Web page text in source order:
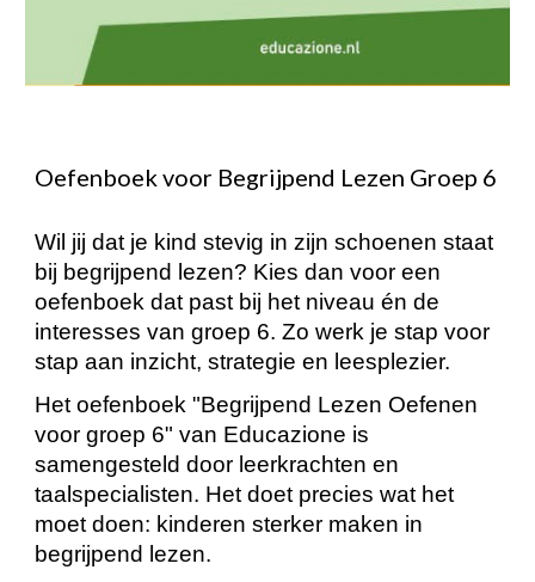
Oefenboek voor Begrijpend Lezen Groep 6
Wil jij dat je kind stevig in zijn schoenen staat
bij begrijpend lezen? Kies dan voor een
oefenboek dat past bij het niveau én de
interesses van groep 6. Zo werk je stap voor
stap aan inzicht, strategie en leesplezier.
Het oefenboek "Begrijpend Lezen Oefenen
voor groep 6" van Educazione is
samengesteld door leerkrachten en
taalspecialisten. Het doet precies wat het
moet doen: kinderen sterker maken in
begrijpend lezen.